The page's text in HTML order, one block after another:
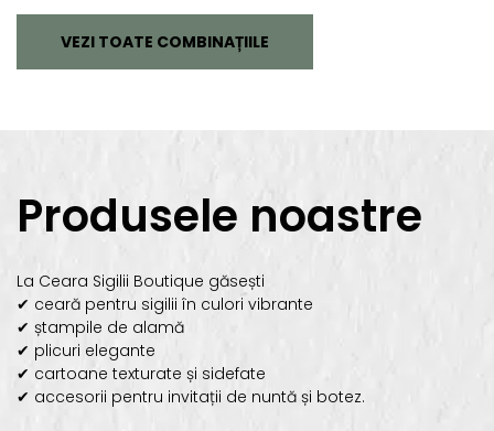
VEZI TOATE COMBINAȚIILE
Produsele noastre
La Ceara Sigilii Boutique găsești
✔ ceară pentru sigilii în culori vibrante
✔ ștampile de alamă
✔ plicuri elegante
✔ cartoane texturate și sidefate
✔ accesorii pentru invitații de nuntă și botez.